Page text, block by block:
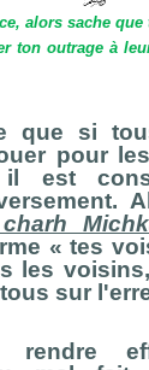
alors sache
ton outrage à
que si
pour les
il est
« tes
les
sur
rendre